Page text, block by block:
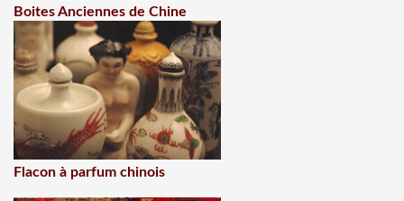
Boites Anciennes de Chine
Flacon à parfum chinois